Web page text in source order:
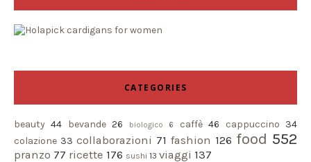
CATEGORIES
beauty 44 bevande 26 biologico 6 caffè 46 cappuccino 34
colazione 33 collaborazioni 71 fashion 126 food 552
pranzo 77 ricette 176 sushi 13 viaggi 137